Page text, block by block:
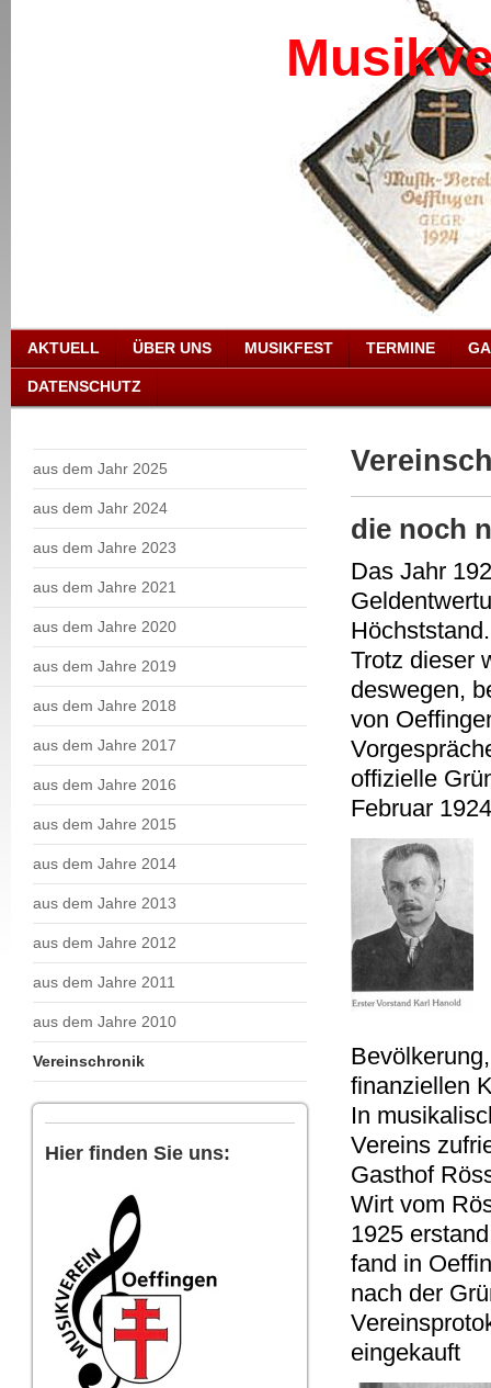
AKTUELL ÜBER UNS MUSIKFEST TERMINE
DATENSCHUTZ
aus dem Jahr 2025
aus dem Jahr 2024
aus dem Jahre 2023
aus dem Jahre 2021
aus dem Jahre 2020
aus dem Jahre 2019
aus dem Jahre 2018
aus dem Jahre 2017
aus dem Jahre 2016
aus dem Jahre 2015
aus dem Jahre 2014
aus dem Jahre 2013
aus dem Jahre 2012
aus dem Jahre 2011
aus dem Jahre 2010
Vereinschronik
Hier finden Sie uns:
die noch
Das Jahr
Trotz dieser
deswegen,
von
offizielle
Februar
finanziellen
In
Vereins
Gasthof
Wirt vom
1925
fand in
nach der
eingekauft